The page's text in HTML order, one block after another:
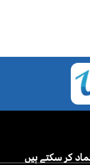
کر سکتے ہیں